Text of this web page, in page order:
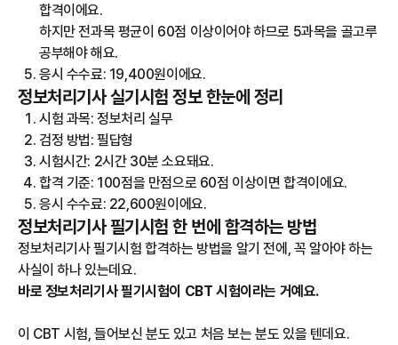
합격이에요.
하지만 전과목 평균이 60점 이상이어야 하므로 5과목을 골고루
공부해야 해요.
응시 수수료: 19,400원이에요.
정보처리기사 실기시험 정보 한눈에 정리
시험 과목: 정보처리 실무
검정 방법: 필답형
시험시간: 2시간 30분 소요돼요.
합격 기준: 100점을 만점으로 60점 이상이면 합격이에요.
응시 수수료: 22,600원이에요.
정보처리기사 필기시험 한 번에 합격하는 방법
정보처리기사 필기시험 합격하는 방법을 알기 전에, 꼭 알아야 하는
사실이 하나 있는데요.
바로 정보처리기사 필기시험이 CBT 시험이라는 거예요.
이 CBT 시험, 들어보신 분도 있고 처음 보는 분도 있을 텐데요.